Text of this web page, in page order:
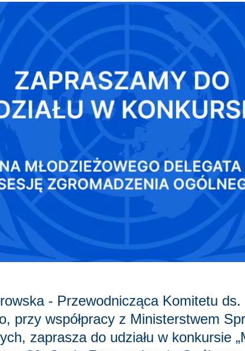
- Przewodnicząca Komitetu ds.
przy współpracy z Ministerstwem
zaprasza do udziału w konkursie